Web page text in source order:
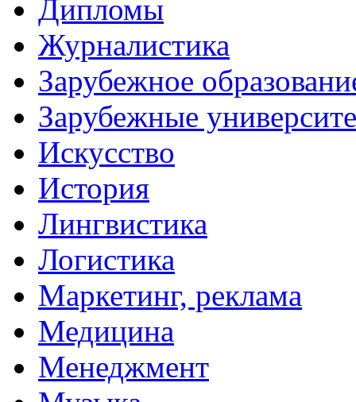
Дипломы
Журналистика
Зарубежное
Зарубежные
Искусство
История
Лингвистика
Логистика
Маркетинг, реклама
Медицина
Менеджмент